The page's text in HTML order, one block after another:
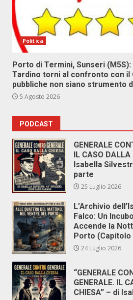
Politica
Porto di Termini, Sunseri
Tardino torni al confronto con il
pubbliche non siano strumento
5 Agosto 2026
PODCAST
GENERALE
IL CASO DALLA
Isabella
parte
25 Luglio 2026
L’Archivio
Falco: Un
Accende la
Porto (Capitolo
24 Luglio 2026
“GENERALE
GENERALE. IL
CHIESA” – di